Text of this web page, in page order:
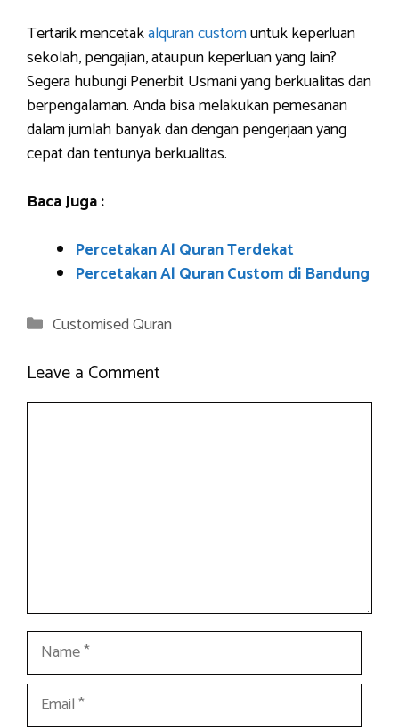
Tertarik mencetakalquran customuntuk keperluan
sekolah, pengajian, ataupun keperluan yang lain?
Segera hubungi Penerbit Usmani yang berkualitas dan
berpengalaman. Anda bisa melakukan pemesanan
dalam jumlah banyak dan dengan pengerjaan yang
cepat dan tentunya berkualitas.
Baca Juga :
Percetakan Al Quran Terdekat
Percetakan Al Quran Custom di Bandung
Categories
Customised Quran
Leave a Comment
Name
Email